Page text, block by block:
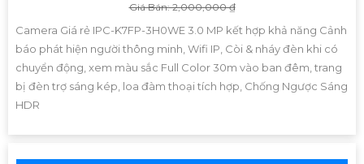
Giá Bán: 2,000,000 ₫
Camera Giá rẻ IPC-K7FP-3H0WE 3.0 MP kết hợp khả năng Cảnh
báo phát hiện người thông minh, Wifi IP, Còi & nháy đèn khi có
chuyển động, xem màu sắc Full Color 30m vào ban đêm, trang
bị đèn trợ sáng kép, loa đàm thoại tích hợp, Chống Ngược Sáng
HDR